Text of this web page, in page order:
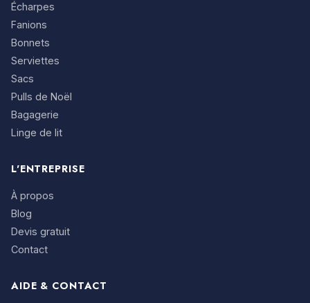
Écharpes
Fanions
Bonnets
Serviettes
Sacs
Pulls de Noël
Bagagerie
Linge de lit
L'ENTREPRISE
À propos
Blog
Devis gratuit
Contact
AIDE & CONTACT